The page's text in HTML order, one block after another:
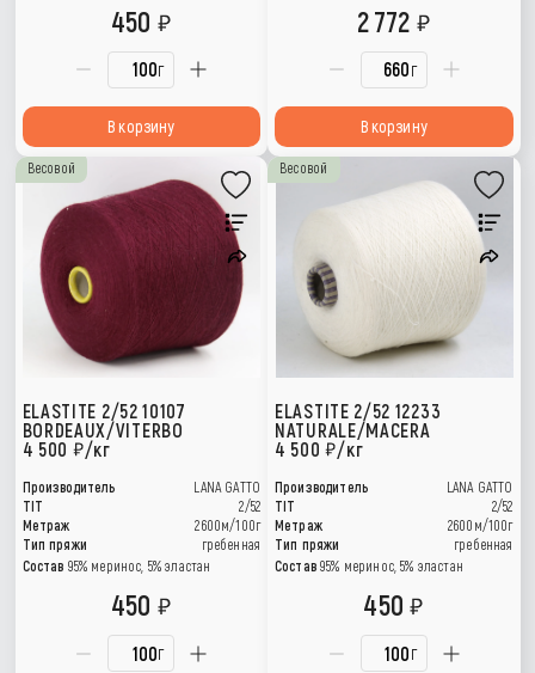
г
450
В корзину
г
2 772
В корзину
Весовой
ELASTITE 2/52 10107
BORDEAUX/VITERBO
4 500
/кг
Производитель
LANA GATTO
TIT
2/52
Метраж
2600м/100г
Тип пряжи
гребенная
Состав 95% меринос, 5% эластан
г
450
Весовой
ELASTITE 2/52 12233
NATURALE/MACERA
4 500 /кг
Производитель
LANA GATTO
TIT
2/52
Метраж
2600м/100г
Тип пряжи
гребенная
Состав 95% меринос, 5% эластан
г
450